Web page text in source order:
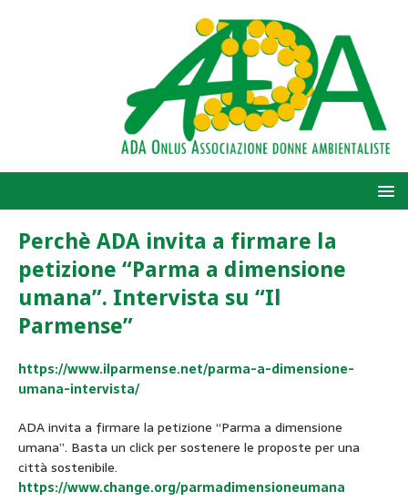
Perchè ADA invita a firmare la
petizione “Parma a dimensione
umana”. Intervista su “Il
Parmense”
https://www.ilparmense.net/parma-a-dimensione-
umana-intervista/
ADA invita a firmare la petizione “Parma a dimensione
umana”. Basta un click per sostenere le proposte per una
città sostenibile.
https://www.change.org/parmadimensioneumana